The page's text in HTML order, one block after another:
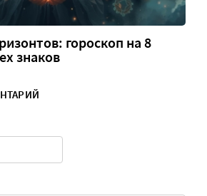
гороскоп на 8
знаков